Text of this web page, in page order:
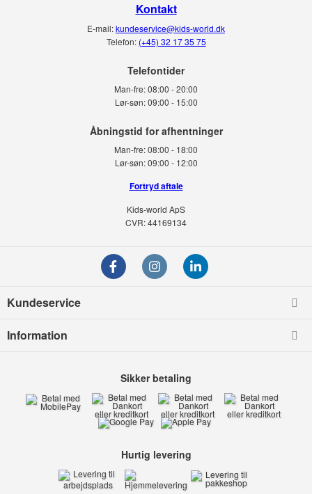
Kontakt
E-mail:kundeservice@kids-world.dk
Telefon: (+45) 32 17 35 75
Telefontider
Man-fre:08:00 - 20:00
Lør-søn: 09:00 - 15:00
Man-fre:08:00 - 18:00
Lør-søn:09:00 - 12:00
Fortryd aftale
Kids-world ApS
CVR: 44169134
Kundeservice
Information
Sikker betaling
Hurtig levering